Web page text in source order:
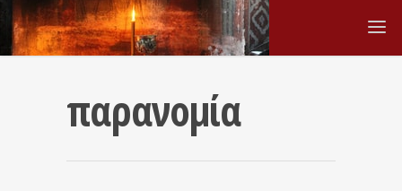
παρανομία